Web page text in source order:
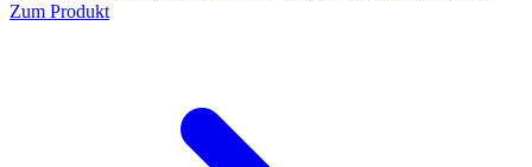
Zum Produkt